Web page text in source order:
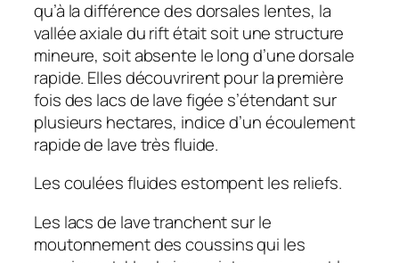
qu’à la différence des dorsales lentes, la
vallée axiale du rift était soit une structure
mineure, soit absente le long d’une dorsale
rapide. Elles découvrirent pour la première
fois des lacs de lave figée s’étendant sur
plusieurs hectares, indice d’un écoulement
rapide de lave très fluide.
Les coulées fluides estompent les reliefs.
Les lacs de lave tranchent sur le
moutonnement des coussins qui les